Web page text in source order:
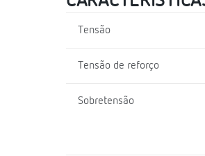
Tensão
Tensão de reforço
Sobretensão